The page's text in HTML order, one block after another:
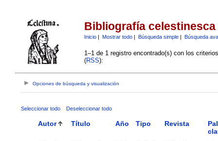
Bibliografía celestinesca
Inicio| Mostrar todo| Búsqueda simple| Búsqueda
1–1 de 1 registro encontrado(s) con los
(RSS):
Opciones de búsqueda y visualización
Seleccionar todo Deseleccionar todo
Autor Título Año Tipo Revista